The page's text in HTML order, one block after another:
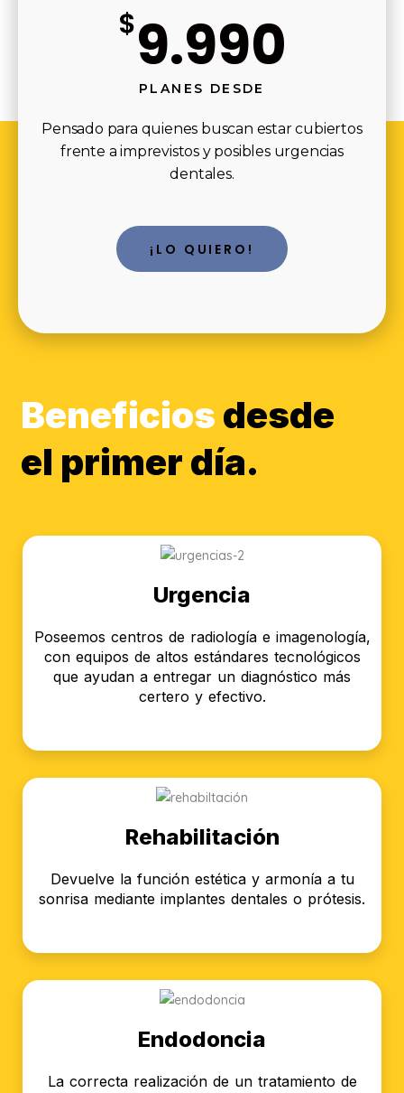
$9.990
PLANES DESDE
Pensado para quienes buscan estar cubiertos
frente a imprevistos y posibles urgencias
dentales.
¡LO QUIERO!
Beneficios desde
el primer día.
Urgencia
Poseemos centros de radiología e imagenología,
con equipos de altos estándares tecnológicos
que ayudan a entregar un diagnóstico más
certero y efectivo.
Rehabilitación
Devuelve la función estética y armonía a tu
sonrisa mediante implantes dentales o prótesis.
Endodoncia
La correcta realización de un tratamiento de